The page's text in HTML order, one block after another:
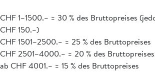
CHF 1–1500.– = 30 % des Bruttopreises
CHF 150.–)
CHF 1501–2500.– = 25 % des Bruttopreises
CHF 2501–4000.– = 20 % des Bruttopreises
ab CHF 4001.– = 15 % des Bruttopreises